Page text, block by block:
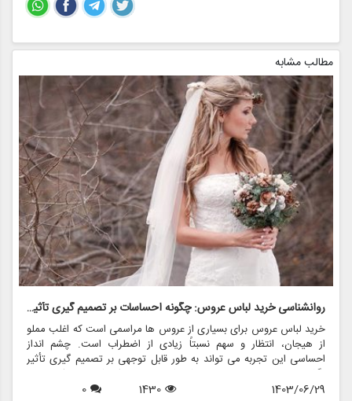
مطالب مشابه
روانشناسی خرید لباس عروس: چگونه احساسات بر تصمیم گیری تأثیر می گذارد
خرید لباس عروس برای بسیاری از عروس ها مراسمی است که اغلب مملو
از هیجان، انتظار و سهم نسبتاً زیادی از اضطراب است. چشم انداز
احساسی این تجربه می تواند به طور قابل توجهی بر تصمیم گیری تأثیر
بگذارد و منجر به انتخاب هایی شود که نه تنها سبک شخصی بلکه عوامل
روانی عمیق تری را نیز منعکس می کند. در این مقاله، روانشناسی خرید
1403/06/29
1430
0